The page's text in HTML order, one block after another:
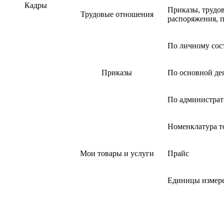
Кадры
Трудовые отношения
Приказы,
распоряжения,
Приказы
По личному
По основной
По
Мои товары и услуги
Номенклатура
Прайс
Единицы